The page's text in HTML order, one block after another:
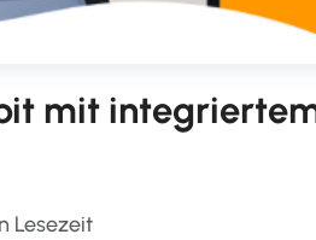
mit
Lesezeit